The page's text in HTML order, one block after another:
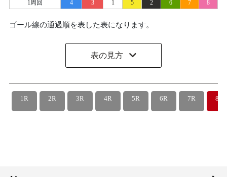
1周回
4 3 1 5 2 6 7 8
ゴール線の通過順を表した表になります。
表の見方
1R 2R 3R 4R 5R 6R 7R 8R